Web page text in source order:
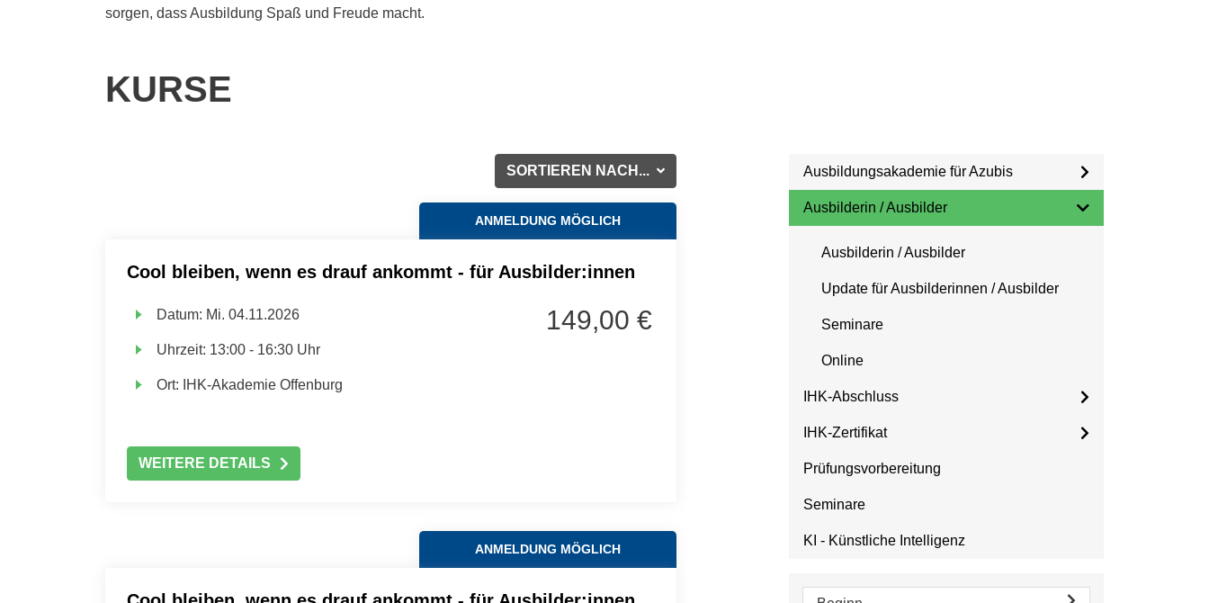
sorgen, dass Ausbildung Spaß und Freude macht.
KURSE
SORTIEREN NACH...
ANMELDUNG MÖGLICH
Cool bleiben, wenn es drauf ankommt - für Ausbilder:innen
Datum: Mi. 04.11.2026
Uhrzeit: 13:00 - 16:30 Uhr
Ort: IHK-Akademie Offenburg
149,00 €
WEITERE DETAILS
ANMELDUNG MÖGLICH
Ausbildungsakademie für Azubis
Ausbilderin / Ausbilder
Ausbilderin / Ausbilder
Update für Ausbilderinnen / Ausbilder
Seminare
Online
IHK-Abschluss
IHK-Zertifikat
Prüfungsvorbereitung
Seminare
KI - Künstliche Intelligenz